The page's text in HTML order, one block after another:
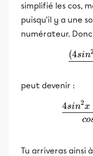
simplifié les cos,
puisqu'il y a une
numérateur.
(4sin
peut devenir :
co
4sin2x
Tu arriveras ainsi